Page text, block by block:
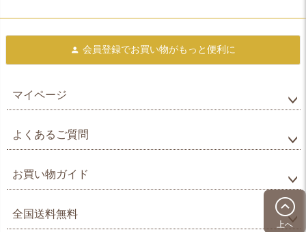
上へ
会員登録でお買い物がもっと便利に
マイページ
よくあるご質問
お買い物ガイド
全国送料無料